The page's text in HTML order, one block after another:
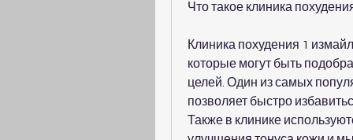
Что такое клиника
Клиника похудения 1
которые могут быть
целей. Один из самых
позволяет быстро
Также в клинике